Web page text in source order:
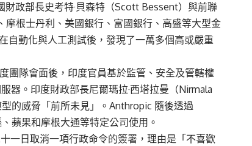
財政部長史考特·貝森特（Scott Bessent）與前聯
根士丹利、美國銀行、富國銀行、高盛等大型金
自動化與人工測試後，發現了一萬多個高或嚴重
團隊會面後，印度官員基於監管、安全及管轄權
器。印度財政部長尼爾瑪拉·西塔拉曼（Nirmala
的威脅「前所未見」。Anthropic 隨後透過
蘋果和摩根大通等特定公司使用。
一日取消一項行政命令的簽署，理由是「不喜歡